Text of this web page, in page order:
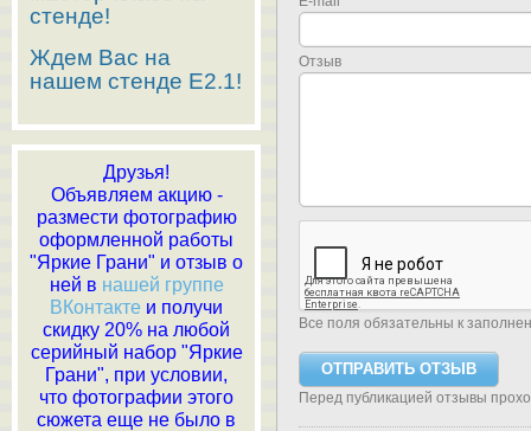
Отзыв
Все поля обязательны к
Перед публикацией отзывы
стенде!
Ждем Вас на
нашем стенде E2.1!
Друзья!
Объявляем акцию -
размести фотографию
оформленной работы
"Яркие Грани" и отзыв о
ней в нашей группе
ВКонтакте и получи
скидку 20% на любой
серийный набор "Яркие
Грани", при условии,
что фотографии этого
сюжета еще не было в